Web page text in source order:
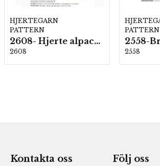
HJERTEGARN
PATTERN
2608- Hjerte alpacka
2608
PATTERN
2558
Kontakta oss Följ oss